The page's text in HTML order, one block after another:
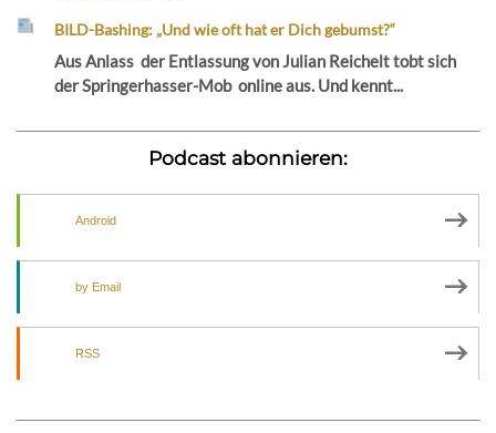
BILD-Bashing: „Und wie oft hat er Dich gebumst?“
Aus Anlass der Entlassung von Julian Reichelt tobt sich
der Springerhasser-Mob online aus. Und kennt...
Podcast abonnieren:
Android
by Email
RSS